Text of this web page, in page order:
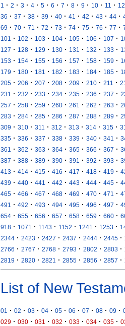
1 · 2 · 3 · 4 · 5 · 6 · 7 · 8 · 9 · 10 · 11 · 12
36 · 37 · 38 · 39 · 40 · 41 · 42 · 43 · 44 ·
69 · 70 · 71 · 72 · 73 · 74 · 75 · 76 · 77 ·
101
· 102 · 103 · 104 · 105 · 106 · 107 ·
127 · 128 · 129 · 130 · 131 · 132 · 133 ·
153 · 154 · 155 · 156 · 157 · 158 · 159 ·
179 · 180 · 181 · 182 · 183 · 184 · 185 ·
205 · 206 · 207 · 208 · 209 · 210 · 211 ·
231
· 232 · 233 · 234 · 235 · 236 · 237 ·
257 · 258 · 259 · 260 · 261 · 262 · 263 ·
283 · 284 · 285 · 286 · 287 · 288 · 289 ·
309 · 310 · 311 · 312 · 313 · 314 · 315 ·
335 · 336 · 337 · 338 · 339 · 340 · 341 ·
361
· 362 · 363 · 364 · 365 · 366 · 367 ·
387 · 388 · 389 · 390 · 391 · 392 · 393 ·
413 · 414 · 415 · 416 · 417 · 418 · 419 ·
439 · 440 · 441 · 442 · 443 · 444 · 445 ·
465 · 466 · 467 · 468 · 469 · 470 · 471 ·
491
· 492 · 493 · 494 · 495 · 496 · 497 ·
654 · 655 · 656 · 657 · 658 · 659 · 660 ·
918 · 1071 · 1143 · 1152 · 1241 · 1253 ·
2344 · 2423 · 2427 · 2437 · 2444 · 2445 ·
2766 · 2767 · 2768 · 2793 · 2802 · 2803 ·
2819 · 2820 · 2821 · 2855 · 2856 · 2857 ·
List of New
01 · 02 · 03 · 04 · 05 · 06 · 07 · 08 · 09 ·
029 · 030 · 031 · 032 · 033 · 034 · 035 ·